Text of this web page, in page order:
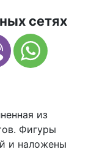
сетях
из
Фигуры
и наложены